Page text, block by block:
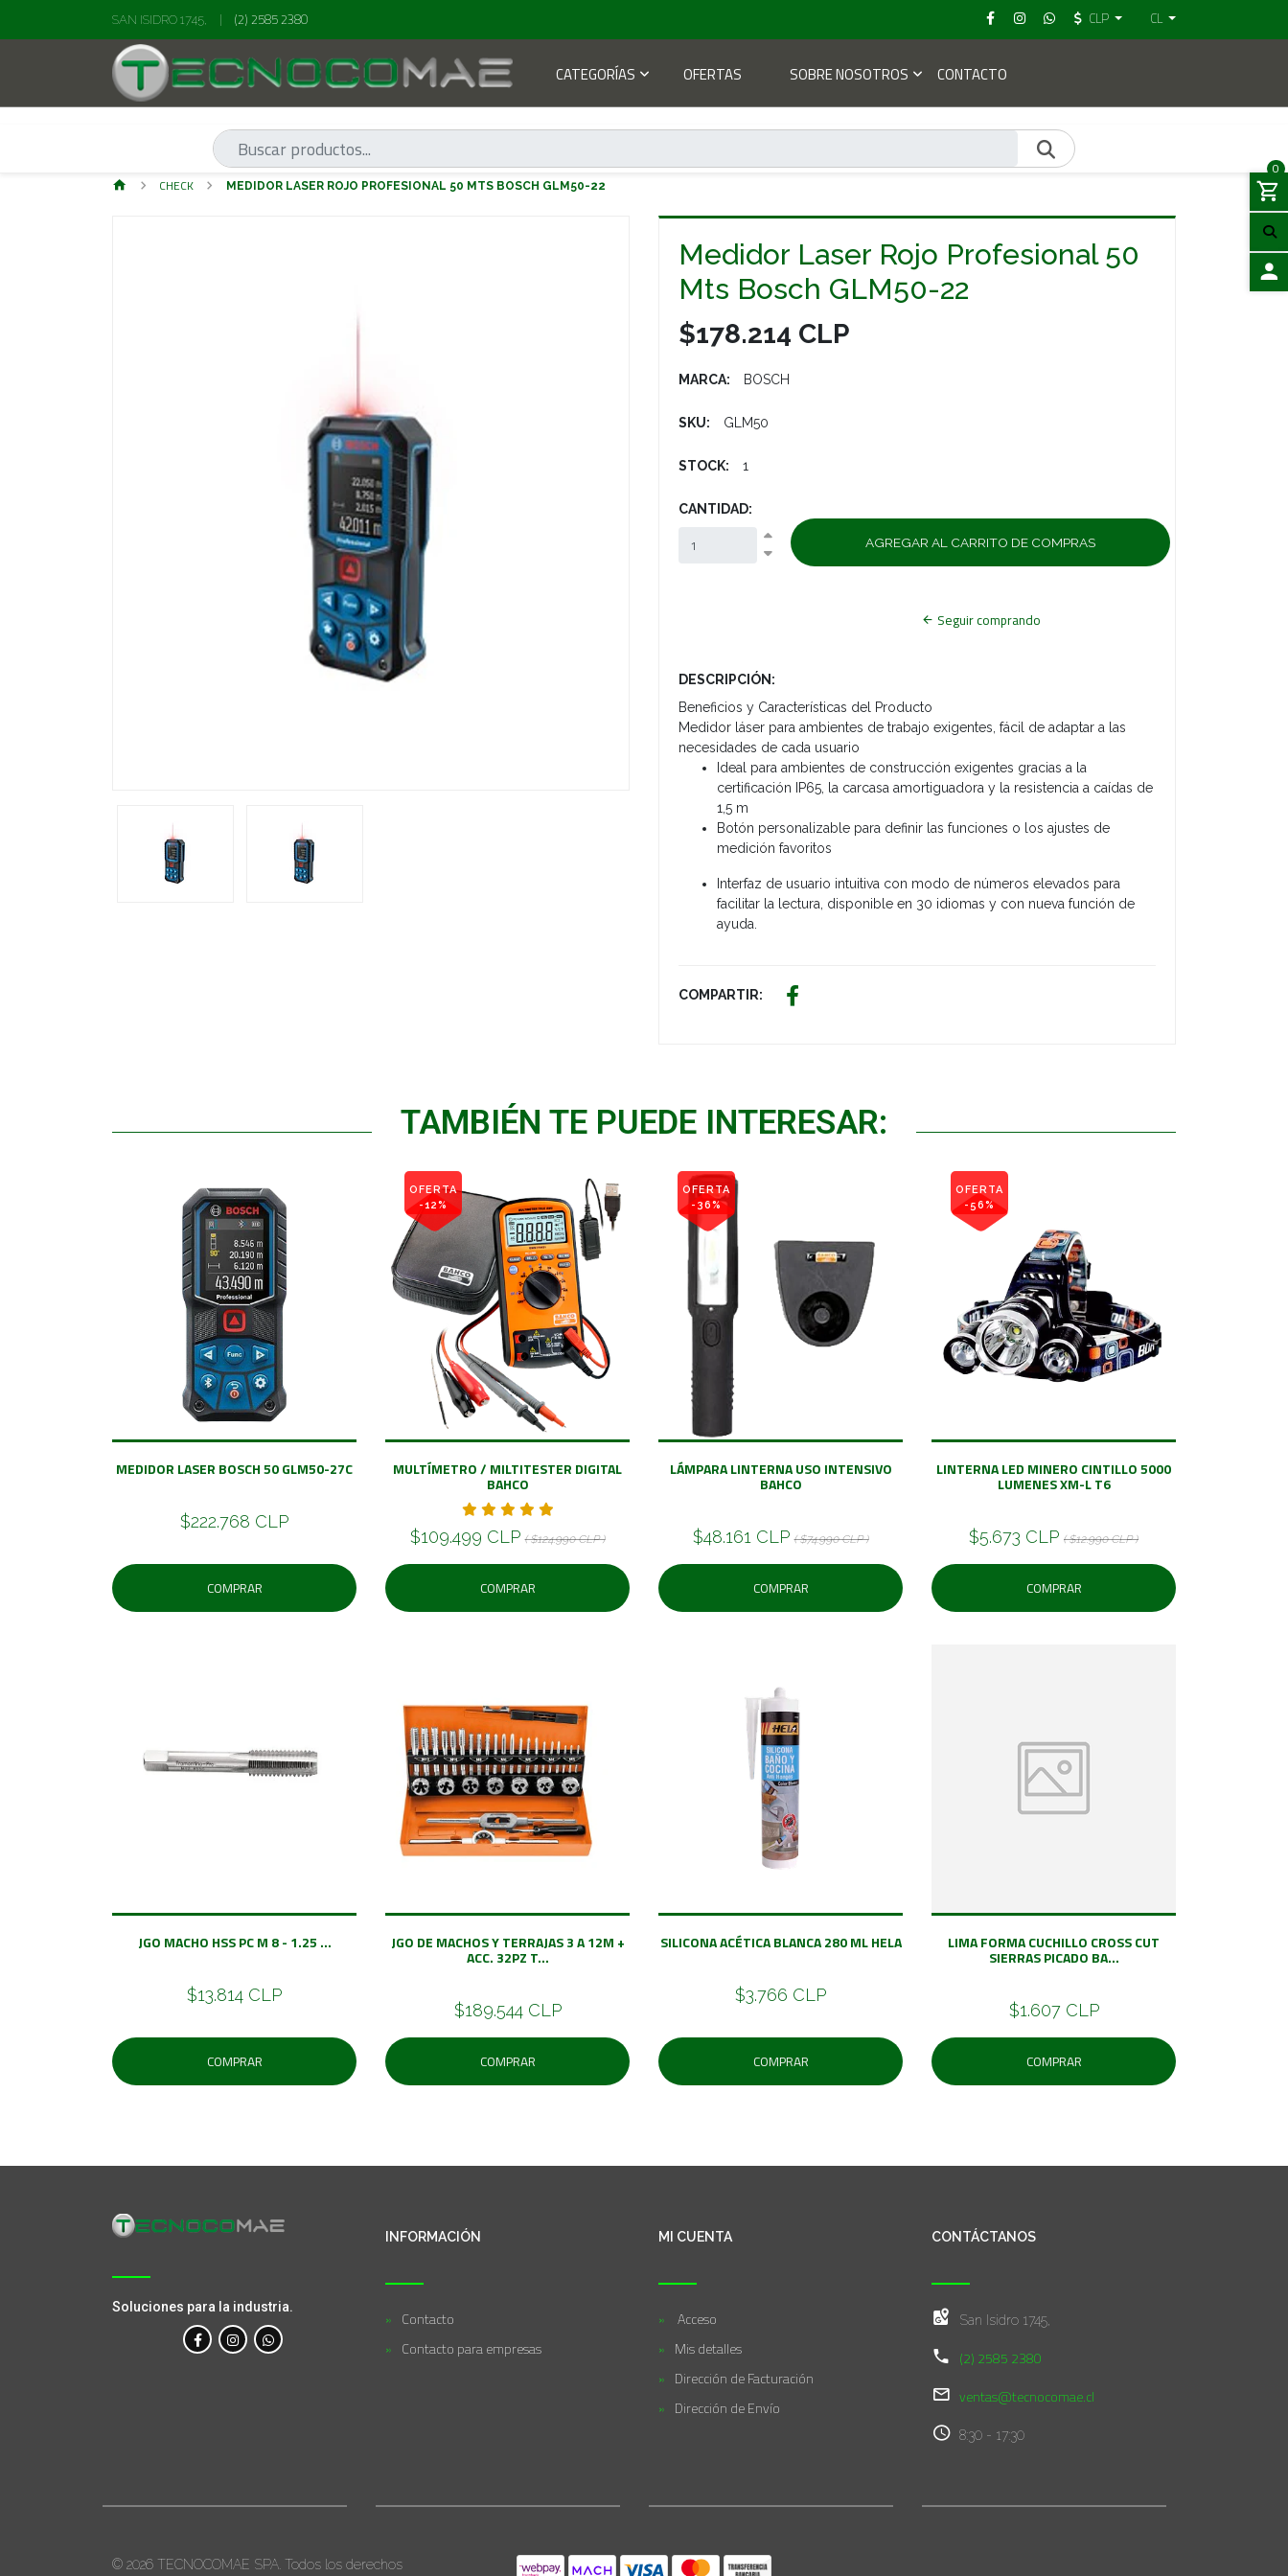
SAN ISIDRO 1745, (2) 2585 2380 CLP CL
CATEGORÍAS OFERTAS SOBRE NOSOTROS CONTACTO
0
CHECK MEDIDOR LASER ROJO PROFESIONAL 50 MTS BOSCH GLM50-22
Medidor Laser Rojo Profesional 50
Mts Bosch GLM50-22
$178.214 CLP
MARCA: BOSCH
SKU: GLM50
STOCK: 1
CANTIDAD:
Seguir comprando
DESCRIPCIÓN:
Beneficios y Características del Producto
Medidor láser para ambientes de trabajo exigentes, fácil de adaptar a las
necesidades de cada usuario
Ideal para ambientes de construcción exigentes gracias a la
certificación IP65, la carcasa amortiguadora y la resistencia a caídas de
1,5 m
Botón personalizable para definir las funciones o los ajustes de
medición favoritos
Interfaz de usuario intuitiva con modo de números elevados para
facilitar la lectura, disponible en 30 idiomas y con nueva función de
ayuda.
COMPARTIR:
TAMBIÉN TE PUEDE INTERESAR:
MEDIDOR LASER BOSCH 50 GLM50-27C
$222.768 CLP
COMPRAR
OFERTA
-12%
MULTÍMETRO / MILTITESTER DIGITAL
BAHCO
$109.499 CLP ( $124.990 CLP )
COMPRAR
OFERTA
-36%
LÁMPARA LINTERNA USO INTENSIVO
BAHCO
$48.161 CLP ( $74.990 CLP )
COMPRAR
OFERTA
-56%
LINTERNA LED MINERO CINTILLO 5000
LUMENES XM-L T6
$5.673 CLP ( $12.990 CLP )
COMPRAR
JGO MACHO HSS PC M 8 - 1.25 ...
$13.814 CLP
COMPRAR
JGO DE MACHOS Y TERRAJAS 3 A 12M +
ACC. 32PZ T...
$189.544 CLP
COMPRAR
SILICONA ACÉTICA BLANCA 280 ML HELA
$3.766 CLP
COMPRAR
LIMA FORMA CUCHILLO CROSS CUT
SIERRAS PICADO BA...
$1.607 CLP
COMPRAR
Soluciones para la industria.
INFORMACIÓN
Contacto
Contacto para empresas
MI CUENTA
Acceso
Mis detalles
Dirección de Facturación
Dirección de Envío
CONTÁCTANOS
San Isidro 1745,
(2) 2585 2380
ventas@tecnocomae.cl
8:30 - 17:30
© 2026 TECNOCOMAE SPA. Todos los derechos